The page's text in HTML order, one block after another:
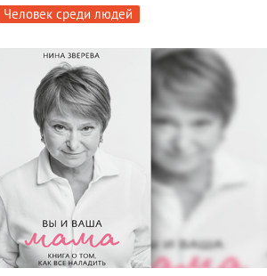
Человек среди людей